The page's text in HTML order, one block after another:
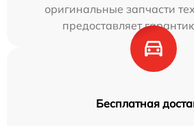
оригинальные запчасти
предоставляет
Бесплатная